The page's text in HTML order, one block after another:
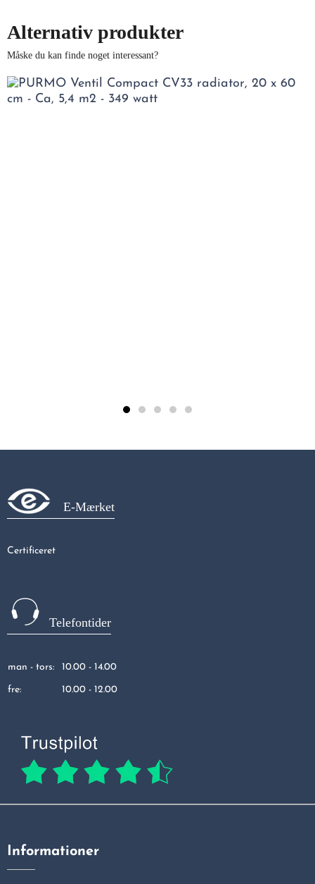
Alternativ produkter
Måske du kan finde noget interessant?
718,96 kr
E-Mærket
Certificeret
Telefontider
man - tors: 10.00 - 14.00
fre: 10.00 - 12.00
Informationer